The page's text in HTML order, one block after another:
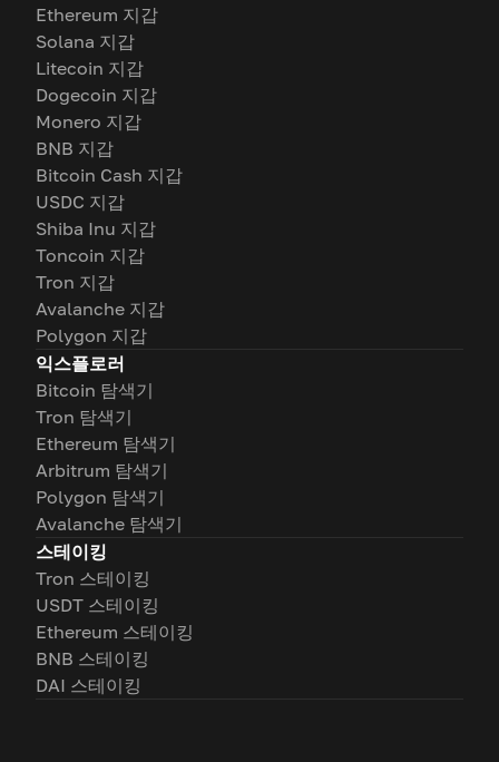
Ethereum 지갑
Solana 지갑
Litecoin 지갑
Dogecoin 지갑
Monero 지갑
BNB 지갑
Bitcoin Cash 지갑
USDC 지갑
Shiba Inu 지갑
Toncoin 지갑
Tron 지갑
Avalanche 지갑
Polygon 지갑
익스플로러
Bitcoin 탐색기
Tron 탐색기
Ethereum 탐색기
Arbitrum 탐색기
Polygon 탐색기
Avalanche 탐색기
스테이킹
Tron 스테이킹
USDT 스테이킹
Ethereum 스테이킹
BNB 스테이킹
DAI 스테이킹